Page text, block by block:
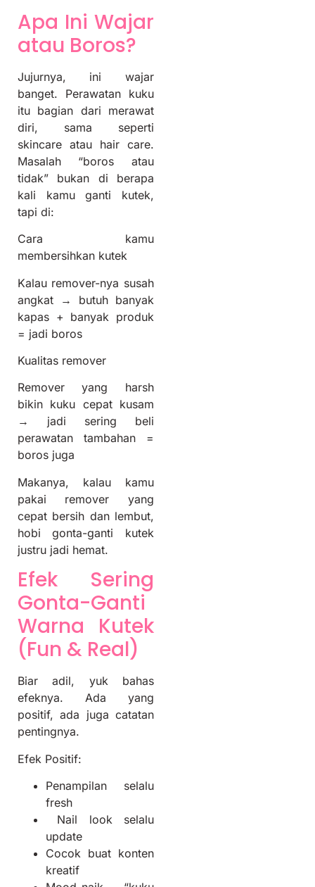
Apa Ini Wajar
atau Boros?
Jujurnya, ini wajar
banget. Perawatan kuku
itu bagian dari merawat
diri, sama seperti
skincare atau hair care.
Masalah “boros atau
tidak” bukan di berapa
kali kamu ganti kutek,
tapi di:
Cara kamu
membersihkan kutek
Kalau remover-nya susah
angkat → butuh banyak
kapas + banyak produk
= jadi boros
Kualitas remover
Remover yang harsh
bikin kuku cepat kusam
→ jadi sering beli
perawatan tambahan =
boros juga
Makanya, kalau kamu
pakai remover yang
cepat bersih dan lembut,
hobi gonta-ganti kutek
justru jadi hemat.
Efek Sering
Gonta-Ganti
Warna Kutek
(Fun & Real)
Biar adil, yuk bahas
efeknya. Ada yang
positif, ada juga catatan
pentingnya.
Efek Positif:
Penampilan selalu
fresh
Nail look selalu
update
Cocok buat konten
kreatif